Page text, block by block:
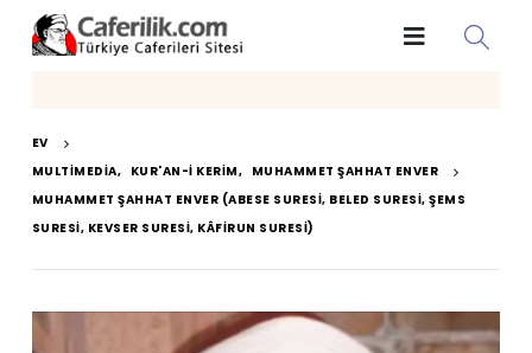
EV
MULTIMEDIA, KUR'AN-I KERIM, MUHAMMET ŞAHHAT ENVER
MUHAMMET ŞAHHAT ENVER (ABESE SURESI, BELED SURESI, ŞEMS
SURESI, KEVSER SURESI, KÂFIRUN SURESI)